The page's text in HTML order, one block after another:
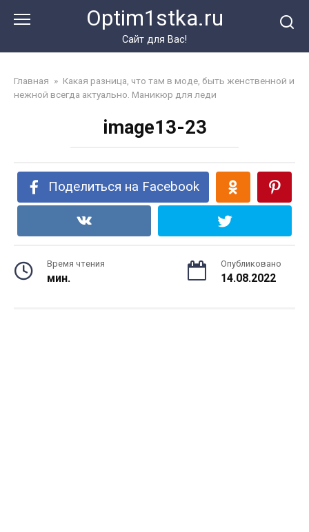
Optim1stka.ru
Сайт для Вас!
Главная » Какая разница, что там в моде, быть женственной и
нежной всегда актуально. Маникюр для леди
image13-23
Поделиться на Facebook
Время чтения
мин.
Опубликовано
14.08.2022